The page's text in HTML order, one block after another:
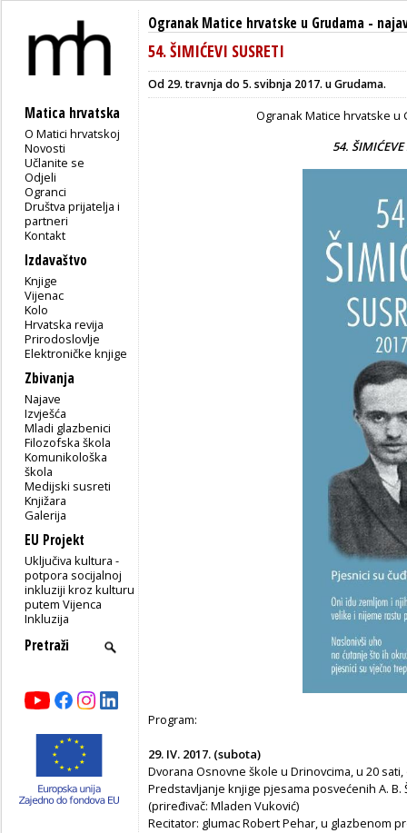
Matica hrvatska
O Matici hrvatskoj
Novosti
Učlanite se
Odjeli
Ogranci
Društva prijatelja i
partneri
Kontakt
Izdavaštvo
Knjige
Vijenac
Kolo
Hrvatska revija
Prirodoslovlje
Elektroničke knjige
Zbivanja
Najave
Izvješća
Mladi glazbenici
Filozofska škola
Komunikološka
škola
Medijski susreti
Knjižara
Galerija
EU Projekt
Uključiva kultura -
potpora socijalnoj
inkluziji kroz kulturu
putem Vijenca
Inkluzija
Ogranak Matice hrvatske u Grudama -
54. ŠIMIĆEVI SUSRETI
Od 29. travnja do 5. svibnja 2017. u Grudama.
Ogranak Matice hrvatske u
54. ŠIMIĆEVE
Program:
29. IV. 2017. (subota)
Dvorana Osnovne škole u Drinovcima, u 20
Predstavljanje knjige pjesama posvećenih A. B.
(priređivač: Mladen Vuković)
Recitator: glumac Robert Pehar, u glazbenom